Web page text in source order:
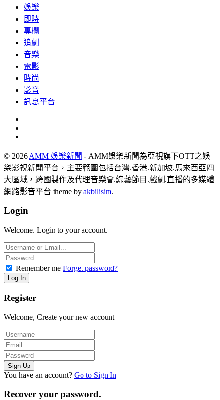
娛樂
即時
專欄
追劇
音樂
電影
時尚
影音
訊息平台
© 2026 AMM 娛樂新聞 - AMM娛樂新聞為亞視旗下OTT之娛
樂影視新聞平台，主要範圍包括台灣.香港.新加坡.馬來西亞四
大區域，跨國製作及代理音樂會.綜藝節目.戲劇.直播的多媒體
網路影音平台 theme by akbilisim.
Login
Welcome, Login to your account.
Remember me Forget password?
Register
Welcome, Create your new account
You have an account? Go to Sign In
Recover your password.